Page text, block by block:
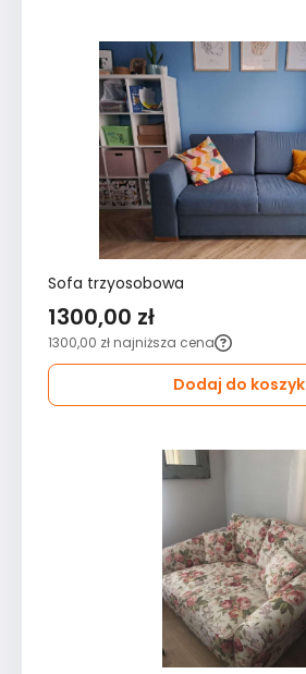
Sofa trzyosobowa
1300,00 zł
1300,00 zł najniższa cena
Dodaj do